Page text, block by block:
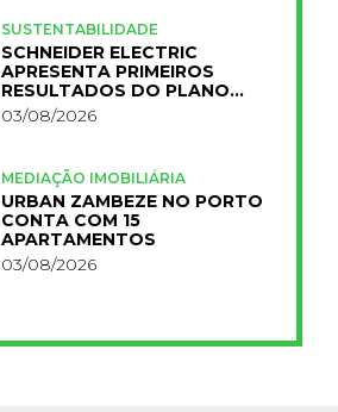
SUSTENTABILIDADE
SCHNEIDER ELECTRIC
APRESENTA PRIMEIROS
RESULTADOS DO PLANO
IMPACT 2030
03/08/2026
MEDIAÇÃO IMOBILIÁRIA
URBAN ZAMBEZE NO PORTO
CONTA COM 15
APARTAMENTOS
03/08/2026